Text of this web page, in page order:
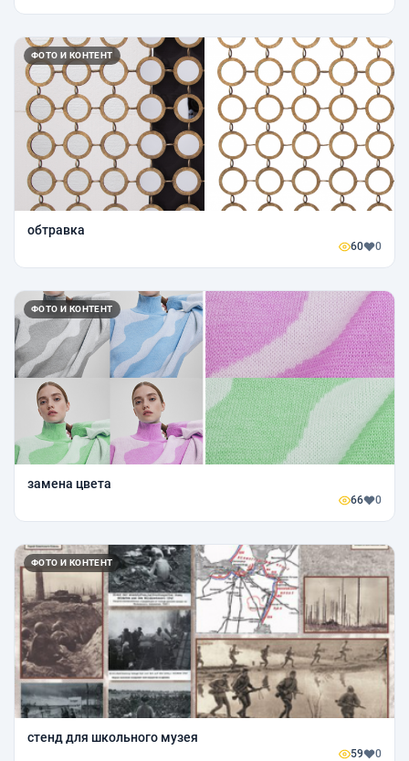
ФОТО И КОНТЕНТ
обтравка
60 0
ФОТО И КОНТЕНТ
замена цвета
66 0
ФОТО И КОНТЕНТ
стенд для школьного музея
59 0